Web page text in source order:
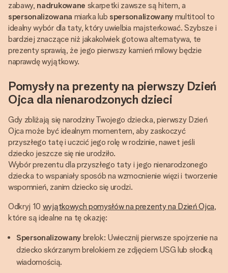
zabawy, nadrukowane skarpetki zawsze są hitem, a
spersonalizowana miarka lub spersonalizowanymultitool to
idealny wybór dla taty, który uwielbia majsterkować. Szybsze i
bardziej znaczące niż jakakolwiek gotowa alternatywa, te
prezenty sprawią, że jego pierwszy kamień milowy będzie
naprawdę wyjątkowy.
Pomysły na prezenty na pierwszy Dzień
Ojca dla nienarodzonych dzieci
Gdy zbliżają się narodziny Twojego dziecka, pierwszy Dzień
Ojca może być idealnym momentem, aby zaskoczyć
przyszłego tatę i uczcić jego rolę w rodzinie, nawet jeśli
dziecko jeszcze się nie urodziło.
Wybór prezentu dla przyszłego taty i jego nienarodzonego
dziecka to wspaniały sposób na wzmocnienie więzi i tworzenie
wspomnień, zanim dziecko się urodzi.
Odkryj 10 wyjątkowych pomysłów na prezenty na Dzień Ojca,
które są idealne na tę okazję:
Spersonalizowanybrelok: Uwiecznij pierwsze spojrzenie na
dziecko skórzanym brelokiem ze zdjęciem USG lub słodką
wiadomością.